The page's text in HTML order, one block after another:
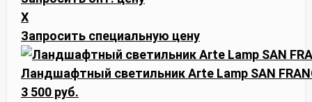
X
Запросить специальную цену
Ландшафтный светильник Arte Lamp SAN
3 500 руб.